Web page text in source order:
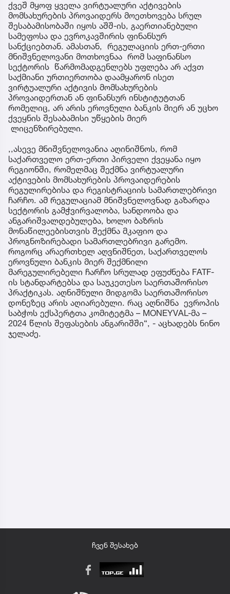
ქვეშ მყოფ ყველა ვირტუალური აქტივების
მომსახურების პროვაიდერს მოეთხოვება სრულ
შესაბამისობაში იყოს აშშ-ის, გაერთიანებული
სამეფოსა და ევროკავშირის ფინანსურ
სანქციებთან. ამასთან, რეგულაციის ერთ-ერთი
მნიშვნელოვანი მოთხოვნაა რომ საფინანსო
სექტორის წარმომადგენლებს უფლება არ აქვთ
საქმიანი ურთიერთობა დაამყარონ ისეთ
ვირტუალური აქტივის მომსახურების
პროვაიდერთან ან ფინანსურ ინსტიტუტთან
რომელიც, არ არის ეროვნული ბანკის მიერ ან უცხო
ქვეყნის შესაბამისი უწყების მიერ
ლიცენზირებული.
,,ასევე მნიშვნელოვანია აღინიშნოს, რომ
საქართველო ერთ-ერთი პირველი ქვეყანა იყო
რეგიონში, რომელმაც შექმნა ვირტუალური
აქტივების მომსახურების პროვაიდერების
რეგულირებისა და რეგისტრაციის სამართლებრივი
ჩარჩო. ამ რეგულაციამ მნიშვნელოვნად გაზარდა
სექტორის გამჭვირვალობა, სანდოობა და
ანგარიშვალდებულება, ხოლო ბაზრის
მონაწილეებისთვის შექმნა მკაფიო და
პროგნოზირებადი სამართლებრივი გარემო.
როგორც არაერთხელ აღვნიშნეთ, საქართველოს
ეროვნული ბანკის მიერ შექმნილი
მარეგულირებელი ჩარჩო სრულად ეფუძნება FATF-
ის სტანდარტებსა და საუკეთესო საერთაშორისო
პრაქტიკას. აღნიშნული მიდგომა საერთაშორისო
დონეზეც არის აღიარებული. რაც აღნიშნა ევროპის
საბჭოს ექსპერტთა კომიტეტმა – MONEYVAL-მა –
2024 წლის შეფასების ანგარიშში“, - აცხადებს ნინო
ჯელაძე.
ჩვენ შესახებ